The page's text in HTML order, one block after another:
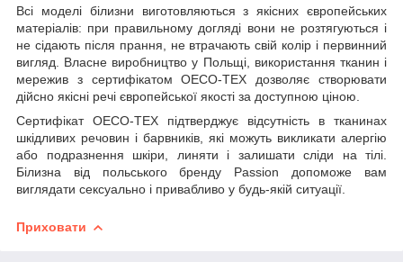
Всі моделі білизни виготовляються з якісних європейських
матеріалів: при правильному догляді вони не розтягуються і
не сідають після прання, не втрачають свій колір і первинний
вигляд. Власне виробництво у Польщі, використання тканин і
мережив з сертифікатом OECO-TEX дозволяє створювати
дійсно якісні речі європейської якості за доступною ціною.
Сертифікат OECO-TEX підтверджує відсутність в тканинах
шкідливих речовин і барвників, які можуть викликати алергію
або подразнення шкіри, линяти і залишати сліди на тілі.
Білизна від польського бренду Passion допоможе вам
виглядати сексуально і привабливо у будь-якій ситуації.
Приховати